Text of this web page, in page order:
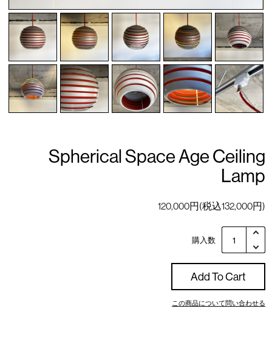
Spherical Space Age Ceiling
Lamp
120,000円(税込132,000円)
購入数
Add To Cart
この商品について問い合わせる